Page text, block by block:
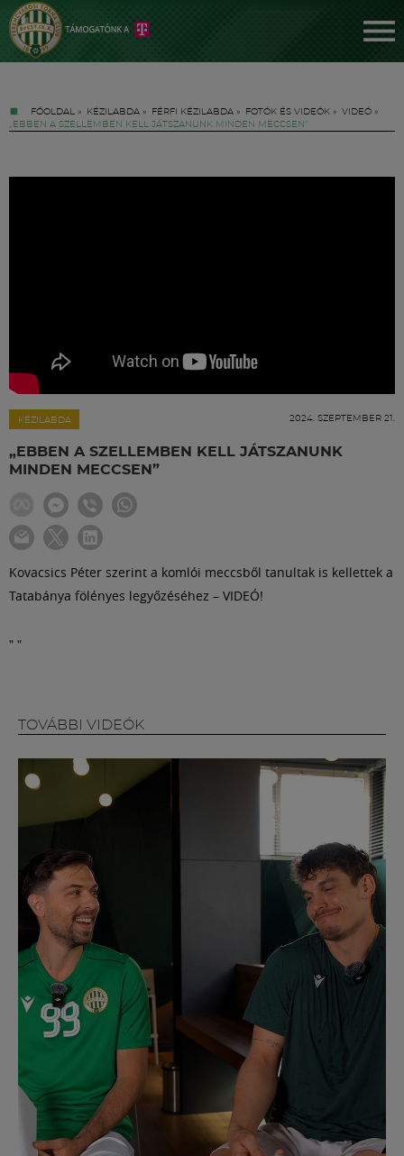
FŐOLDAL » KÉZILABDA » FÉRFI KÉZILABDA » FOTÓK ÉS VIDEÓK » VIDEÓ »
„EBBEN A SZELLEMBEN KELL JÁTSZANUNK MINDEN MECCSEN”
KÉZILABDA 2024. SZEPTEMBER 21.
„EBBEN A SZELLEMBEN KELL JÁTSZANUNK
MINDEN MECCSEN”
Kovacsics Péter szerint a komlói meccsből tanultak is kellettek a
Tatabánya fölényes legyőzéséhez – VIDEÓ!
" "
TOVÁBBI VIDEÓK
Hírek
Labdarúgás
Szakosztályok
Meccscenter
Klub
English